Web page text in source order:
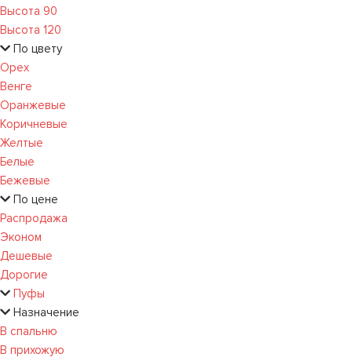
Высота 90
Высота 120
По цвету
Орех
Венге
Оранжевые
Коричневые
Желтые
Белые
Бежевые
По цене
Распродажа
Эконом
Дешевые
Дорогие
Пуфы
Назначение
В спальню
В прихожую